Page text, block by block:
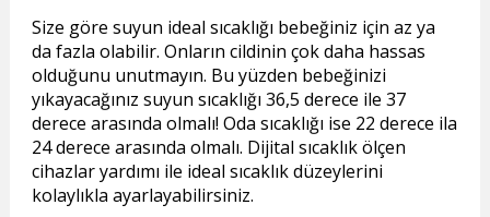
Size göre suyun ideal sıcaklığı bebeğiniz için az ya
da fazla olabilir. Onların cildinin çok daha hassas
olduğunu unutmayın. Bu yüzden bebeğinizi
yıkayacağınız suyun sıcaklığı 36,5 derece ile 37
derece arasında olmalı! Oda sıcaklığı ise 22 derece ila
24 derece arasında olmalı. Dijital sıcaklık ölçen
cihazlar yardımı ile ideal sıcaklık düzeylerini
kolaylıkla ayarlayabilirsiniz.